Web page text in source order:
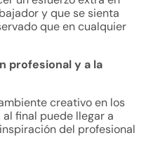
y que se sienta
que en cualquier
profesional y a la
creativo en los
final puede llegar a
del profesional